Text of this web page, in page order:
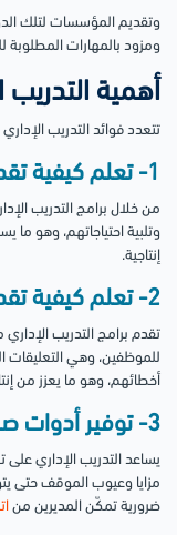
وتقديم المؤسسات لتلك
ومزود بالمهارات المطلوبة
أهمية التدريب
تتعدد فوائد التدريب
1- تعلم كيفية تقديم الدعم للفريق
من خلال برامج التدريب
وتلبية احتياجاتهم، وهو ما
إنتاجية.
2- تعلم كيفية تقديم التعليقات
تقدم برامج التدريب
للموظفين، وهي
أخطائهم، وهو ما يعزز من
3- توفير أدوات صنع القرار
يساعد التدريب الإداري على
مزايا وعيوب الموقف حتى
ضرورية تمكّن المديرين من